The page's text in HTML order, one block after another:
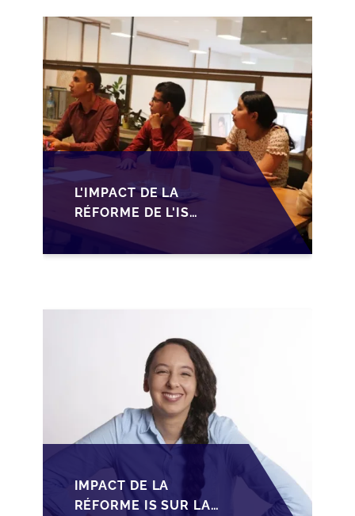
DÉFIS POUR LES PME
L'IMPACT DE LA
RÉFORME DE L'IS
MAROCAIN SUR LA
TRANSMISSION DES
IMPACT DE LA
RÉFORME IS SUR LA